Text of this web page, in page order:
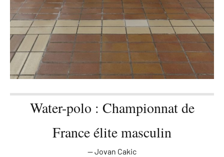
Water-polo : Championnat de
France élite masculin
Jovan Cakic